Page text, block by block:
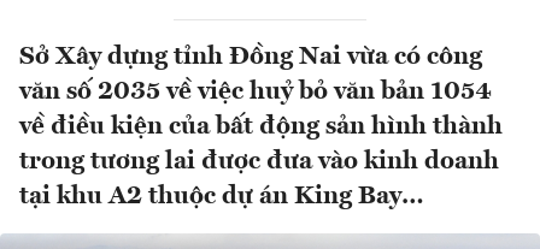
Sở Xây dựng tỉnh Đồng Nai vừa có công
văn số 2035 về việc huỷ bỏ văn bản 1054
về điều kiện của bất động sản hình thành
trong tương lai được đưa vào kinh doanh
tại khu A2 thuộc dự án King Bay…